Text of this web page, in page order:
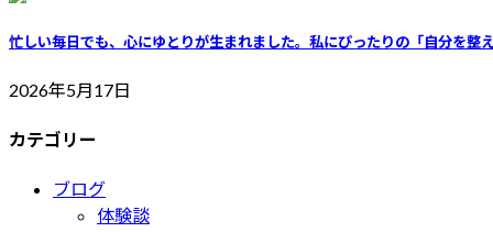
忙しい毎日でも、心にゆとりが生まれました。私にぴったりの「自分を整え
2026年5月17日
カテゴリー
ブログ
体験談